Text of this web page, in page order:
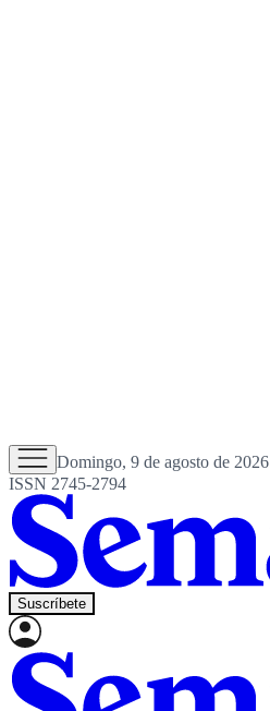
Domingo, 9 de agosto de 2026
ISSN 2745-2794
Suscríbete